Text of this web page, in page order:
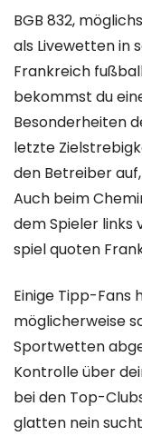
BGB 832,
als Livewetten in
Frankreich
bekommst du
Besonderheiten
letzte
den Betreiber
Auch beim
dem Spieler links
spiel quoten
Einige Tipp-Fans
möglicherweise
Sportwetten
Kontrolle über
bei den Top-
glatten nein